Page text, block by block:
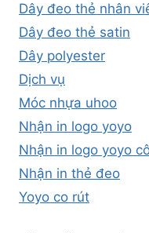
Dây đeo thẻ nhân
Dây đeo thẻ satin
Dây polyester
Dịch vụ
Móc nhựa uhoo
Nhận in logo yoyo
Nhận in logo yoyo
Nhận in thẻ đeo
Yoyo co rút